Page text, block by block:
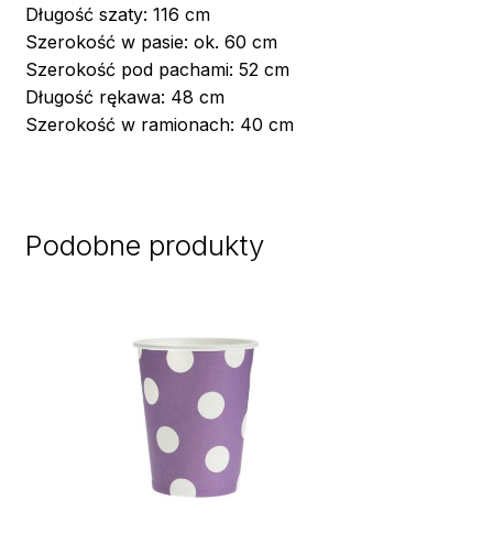
Długość szaty: 116 cm
Szerokość w pasie: ok. 60 cm
Szerokość pod pachami: 52 cm
Długość rękawa: 48 cm
Szerokość w ramionach: 40 cm
Podobne produkty